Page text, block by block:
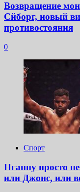
Возвращение
Сйборг, новый
противостояния
0
Спорт
Нганну просто
или Джонс, или